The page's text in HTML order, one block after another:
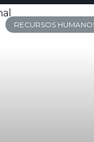
RECURSOS